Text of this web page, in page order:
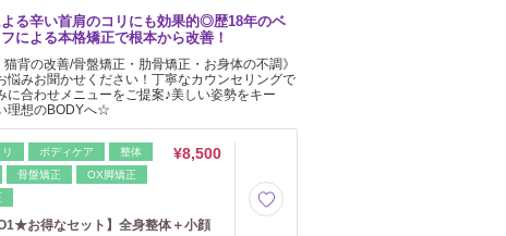
る辛い首肩のコリにも効果的◎歴18年のベ
による本格矯正で根本から改善！
猫背の改善/骨盤矯正・肋骨矯正・お身体の不調》
悩みお聞かせください！丁寧なカウンセリングで
に合わせメニューをご提案♪美しい姿勢をキー
理想のBODYへ☆
ボディケア
整体
骨盤矯正
OX脚矯正
¥8,500
お得なセット】全身整体＋小顔